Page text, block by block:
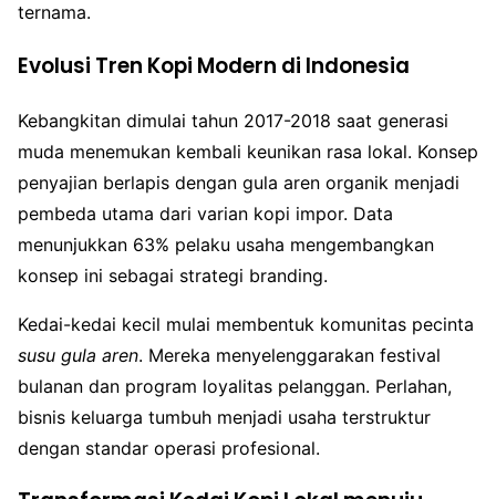
ternama.
Evolusi Tren Kopi Modern di Indonesia
Kebangkitan dimulai tahun 2017-2018 saat generasi
muda menemukan kembali keunikan rasa lokal. Konsep
penyajian berlapis dengan gula aren organik menjadi
pembeda utama dari varian kopi impor. Data
menunjukkan 63% pelaku usaha mengembangkan
konsep ini sebagai strategi branding.
Kedai-kedai kecil mulai membentuk komunitas pecinta
susu gula aren. Mereka menyelenggarakan festival
bulanan dan program loyalitas pelanggan. Perlahan,
bisnis keluarga tumbuh menjadi usaha terstruktur
dengan standar operasi profesional.